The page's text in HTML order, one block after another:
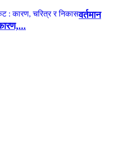
वर्तमान